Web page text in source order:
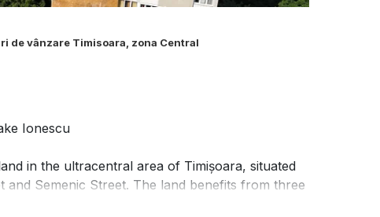
de vânzare Timisoara, zona Central
Ionescu
in the ultracentral area of Timișoara, situated
Semenic Street. The land benefits from three